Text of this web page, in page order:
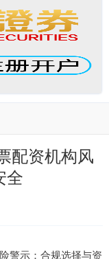
配资机构风
全